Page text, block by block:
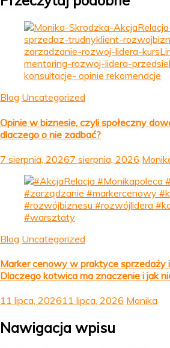
Blog Uncategorized
Opinie w biznesie, czyli społeczny
dlaczego o nie zadbać?
7 sierpnia, 20267 sierpnia, 2026
Blog Uncategorized
Marker cenowy w praktyce sprzedaży
Dlaczego kotwica ma znaczenie i jak
11 lipca, 202611 lipca, 2026 Monika
Nawigacja wpisu